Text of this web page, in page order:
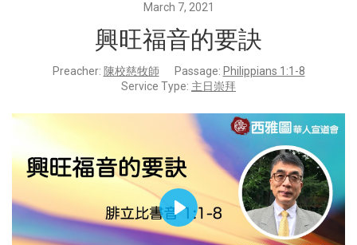
March 7, 2021
興旺福音的要訣
Preacher: 陳校慈牧師 Passage: Philippians 1:1-8
Service Type: 主日崇拜
Play